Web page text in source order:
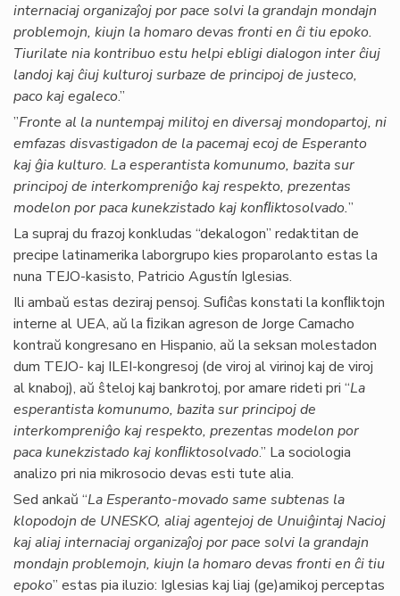
internaciaj organizaĵoj por pace solvi la grandajn mondajn
problemojn, kiujn la homaro devas fronti en ĉi tiu epoko.
Tiurilate nia kontribuo estu helpi ebligi dialogon inter ĉiuj
landoj kaj ĉiuj kulturoj surbaze de principoj de justeco,
paco kaj egaleco.”
”Fronte al la nuntempaj militoj en diversaj mondopartoj, ni
emfazas disvastigadon de la pacemaj ecoj de Esperanto
kaj ĝia kulturo. La esperantista komunumo, bazita sur
principoj de interkompreniĝo kaj respekto, prezentas
modelon por paca kunekzistado kaj konﬂiktosolvado.”
La supraj du frazoj konkludas “dekalogon” redaktitan de
precipe latinamerika laborgrupo kies proparolanto estas la
nuna TEJO-kasisto, Patricio Agustín Iglesias.
Ili ambaŭ estas deziraj pensoj. Suﬁĉas konstati la konﬂiktojn
interne al UEA, aŭ la ﬁzikan agreson de Jorge Camacho
kontraŭ kongresano en Hispanio, aŭ la seksan molestadon
dum TEJO- kaj ILEI-kongresoj (de viroj al virinoj kaj de viroj
al knaboj), aŭ ŝteloj kaj bankrotoj, por amare rideti pri “La
esperantista komunumo, bazita sur principoj de
interkompreniĝo kaj respekto, prezentas modelon por
paca kunekzistado kaj konﬂiktosolvado.” La sociologia
analizo pri nia mikrosocio devas esti tute alia.
Sed ankaŭ “La Esperanto-movado same subtenas la
klopodojn de UNESKO, aliaj agentejoj de Unuiĝintaj Nacioj
kaj aliaj internaciaj organizaĵoj por pace solvi la grandajn
mondajn problemojn, kiujn la homaro devas fronti en ĉi tiu
epoko” estas pia iluzio: Iglesias kaj liaj (ge)amikoj perceptas